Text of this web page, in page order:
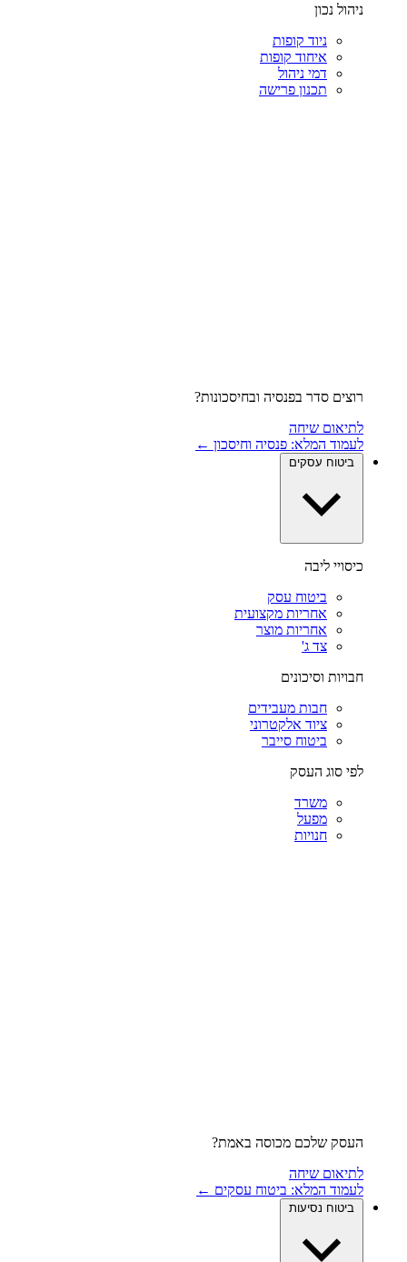
ניהול נכון
ניוד קופות
איחוד קופות
דמי ניהול
תכנון פרישה
רוצים סדר בפנסיה ובחיסכונות?
לתיאום שיחה
לעמוד המלא: פנסיה וחיסכון ←
ביטוח עסקים
כיסויי ליבה
ביטוח עסק
אחריות מקצועית
אחריות מוצר
צד ג'
חבויות וסיכונים
חבות מעבידים
ציוד אלקטרוני
ביטוח סייבר
לפי סוג העסק
משרד
מפעל
חנויות
העסק שלכם מכוסה באמת?
לתיאום שיחה
לעמוד המלא: ביטוח עסקים ←
ביטוח נסיעות